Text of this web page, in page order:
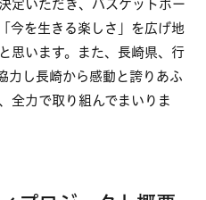
定いただき、バスケットボー
今を生きる楽しさ」を広げ地
思います。また、長崎県、行
力し長崎から感動と誇りあふ
全力で取り組んでまいりま